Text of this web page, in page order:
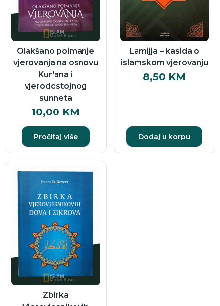
Olakšano poimanje
vjerovanja na osnovu
Kur'ana i
vjerodostojnog
sunneta
10,00 KM
Pročitaj više
Lamijja – kasida o
islamskom vjerovanju
8,50 KM
Dodaj u korpu
Zbirka